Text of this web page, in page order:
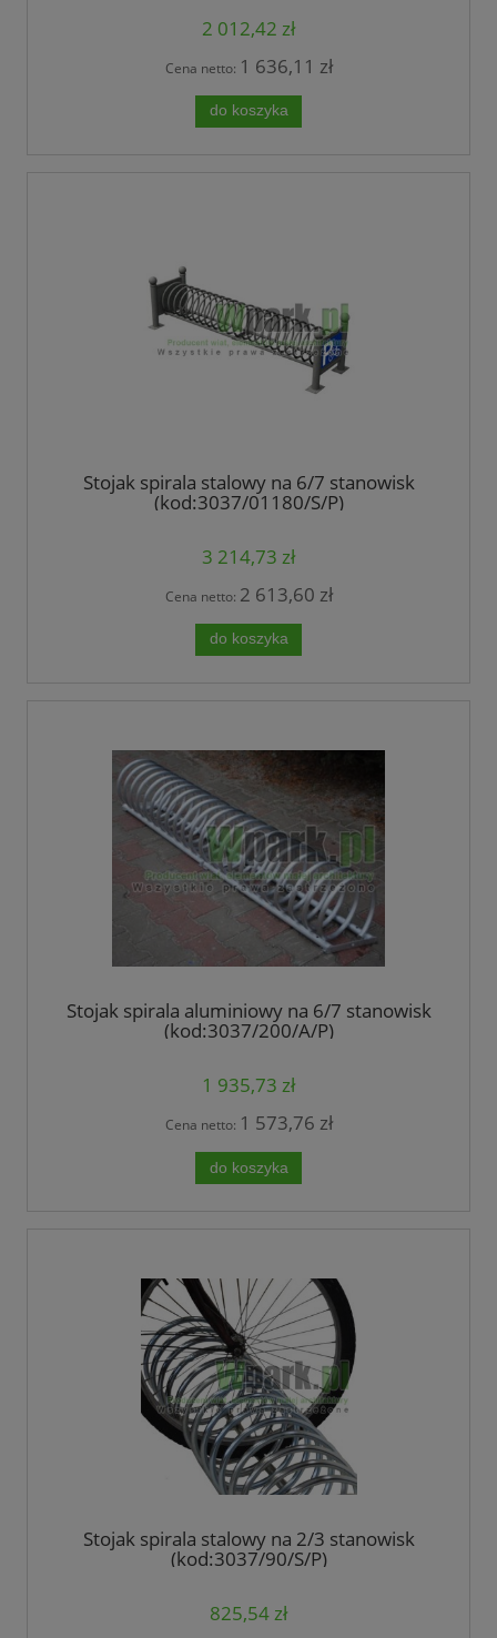
2 012,42 zł
Cena netto: 1 636,11 zł
do koszyka
Stojak spirala stalowy na 6/7 stanowisk
(kod:3037/01180/S/P)
3 214,73 zł
Cena netto: 2 613,60 zł
do koszyka
Stojak spirala aluminiowy na 6/7 stanowisk
(kod:3037/200/A/P)
1 935,73 zł
Cena netto: 1 573,76 zł
do koszyka
Stojak spirala stalowy na 2/3 stanowisk
(kod:3037/90/S/P)
825,54 zł